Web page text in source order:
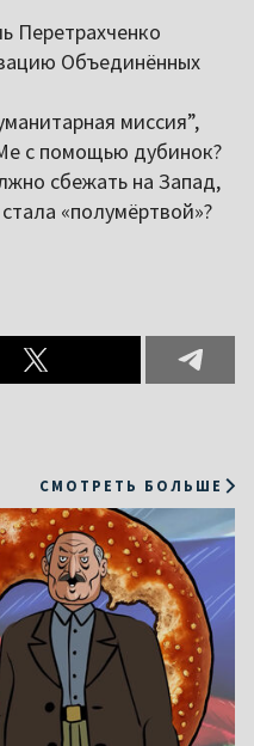
Перетрахченко
Объединённых
миссия”,
с помощью дубинок?
сбежать на Запад,
«полумёртвой»?
СМОТРЕТЬ БОЛЬШЕ